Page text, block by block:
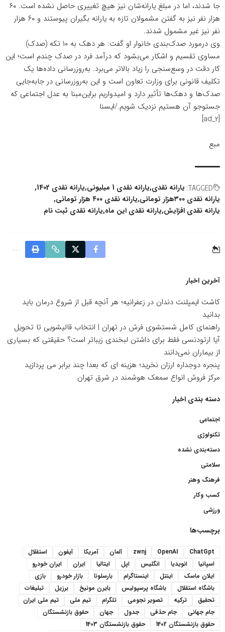
جا شدند، اما در مبلغ یارانه‌شان نیز هیچ تغییری حاصل نشده است. ۶۰
هزار نفر نیز به گفتن مشمولان تازه به یارانه بگیران پیوستند و ۶۰ هزار
نفر نیز غیر مشمول شدند.
وی درمورد صدک‌بندی خانوار او گفت: هر دهک به ۱۰ تکه (صدک)
مساوی تقسیم و اشکار می‌بشود که درآمد فرد در صدک چندم است؛ این
کار دقت در وسع‌سنجی را زیاد بالاتر می‌برد. به‌روزرسانی داده‌ها یک
تکلیف قانونی برای وزارت تعاون است و این به‌روزرسانی در جابه‌جایی
صدک‌ها و دهک‌ها تأثیر دارد و امیدواریم براین‌مبنا به عدل اجتماعی که
جستوجو آن هستیم نزدیک شویم./ایسنا
[ad_2]
مبع
TAGGED: یارانه نقدی یارانه نقدی 1 میلیونی
یارانه نقدی 1402
یارانه نقدی ۳۰۰هزار تومانی
یارانه نقدی ۴۰۰ هزار تومانی
یارانه نقدی افزایش یارانه نقدی این ماه یارانه نقدی ثبت نام
آخرین اخبار
کاشت ایمپلنت دندان در زعفرانیه؛ هر آنچه قبل از شروع درمان باید
بدانید
راهنمای کامل شستشوی فرش در تهران | انتخاب قالیشویی تا تحویل
آیا ارتودنسی فقط برای داشتن لبخندی زیباتر است؟ حقیقتی که بسیاری
از بیماران نمی‌دانند
پنجره دوجداره ارزان نخرید؛ هزینه ای که بعدا چند برابر می پردازید
مرکز فروش انواع سمعک هوشمند در شرق تهران
دسته بندی اخبار
اجتماعی
تکنولوژی
دسته‌بندی نشده
سلامتی
فرهنگ وهنر
کسب وکار
ورزشی
برچسب‌ها
ChatGpt
OpenAI
zwnj آلمان آمریکا آیفون
استقلال
اسپانیا
انویدیا انگلیس اپل ایتالیا ایران
ایران خودرو
ایلان ماسک
اینتل اینستاگرام بارسلونا بازار خودرو
بازی
باشگاه استقلال
باشگاه پرسپولیس بایرن مونیخ برزیل
تبلیغات
تحقیق
ترکیه تصویر نجومی تلگرام تیم ملی
تیم ملی ایران
جام جهانی
جام حذفی جدول جهان
حقوق بازنشستگان
حقوق بازنشستگان 1402
حقوق بازنشستگان 1403